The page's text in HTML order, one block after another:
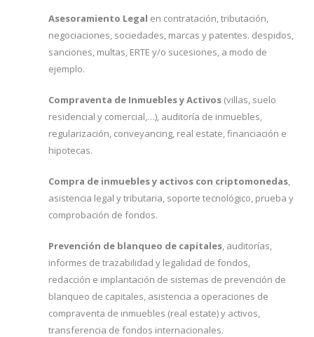
Asesoramiento Legal en contratación, tributación,
negociaciones, sociedades, marcas y patentes. despidos,
sanciones, multas, ERTE y/o sucesiones, a modo de
ejemplo.
Compraventa de Inmuebles y Activos (villas, suelo
residencial y comercial,…), auditoría de inmuebles,
regularización, conveyancing, real estate, financiación e
hipotecas.
Compra de inmuebles y activos con criptomonedas,
asistencia legal y tributaria, soporte tecnológico, prueba y
comprobación de fondos.
Prevención de blanqueo de capitales, auditorías,
informes de trazabilidad y legalidad de fondos,
redacción e implantación de sistemas de prevención de
blanqueo de capitales, asistencia a operaciones de
compraventa de inmuebles (real estate) y activos,
transferencia de fondos internacionales.